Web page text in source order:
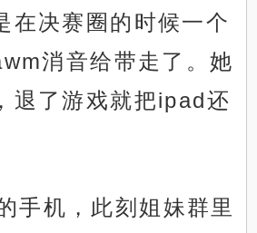
在决赛圈的时候一个
消音给带走了。她
退了游戏就把ipad还
手机，此刻姐妹群里